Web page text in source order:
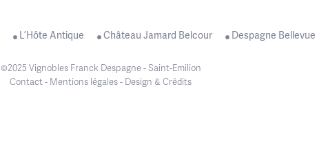
L’Hôte Antique Château Jamard Belcour Despagne Bellevue
©2025 Vignobles Franck Despagne - Saint-Emilion
Contact- Mentions légales- Design & Crédits